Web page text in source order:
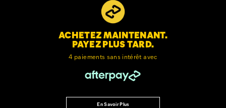
ACHETEZ MAINTENANT.
PAYEZ PLUS TARD.
4 paiements sans intérêt avec
En Savoir Plus